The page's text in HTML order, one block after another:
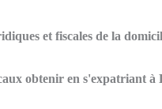
et fiscales de la
obtenir en s'expatriant à